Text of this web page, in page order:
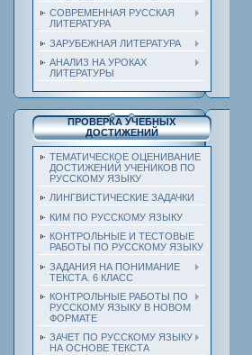
СОВРЕМЕННАЯ РУССКАЯ
ЛИТЕРАТУРА
ЗАРУБЕЖНАЯ ЛИТЕРАТУРА
АНАЛИЗ НА УРОКАХ
ЛИТЕРАТУРЫ
ПРОВЕРКА УЧЕБНЫХ
ДОСТИЖЕНИЙ
ТЕМАТИЧЕСКОЕ ОЦЕНИВАНИЕ
ДОСТИЖЕНИЙ УЧЕНИКОВ ПО
РУССКОМУ ЯЗЫКУ
ЛИНГВИСТИЧЕСКИЕ ЗАДАЧКИ
КИМ ПО РУССКОМУ ЯЗЫКУ
КОНТРОЛЬНЫЕ И ТЕСТОВЫЕ
РАБОТЫ ПО РУССКОМУ ЯЗЫКУ
ЗАДАНИЯ НА ПОНИМАНИЕ
ТЕКСТА. 6 КЛАСС
КОНТРОЛЬНЫЕ РАБОТЫ ПО
РУССКОМУ ЯЗЫКУ В НОВОМ
ФОРМАТЕ
ЗАЧЕТ ПО РУССКОМУ ЯЗЫКУ
НА ОСНОВЕ ТЕКСТА